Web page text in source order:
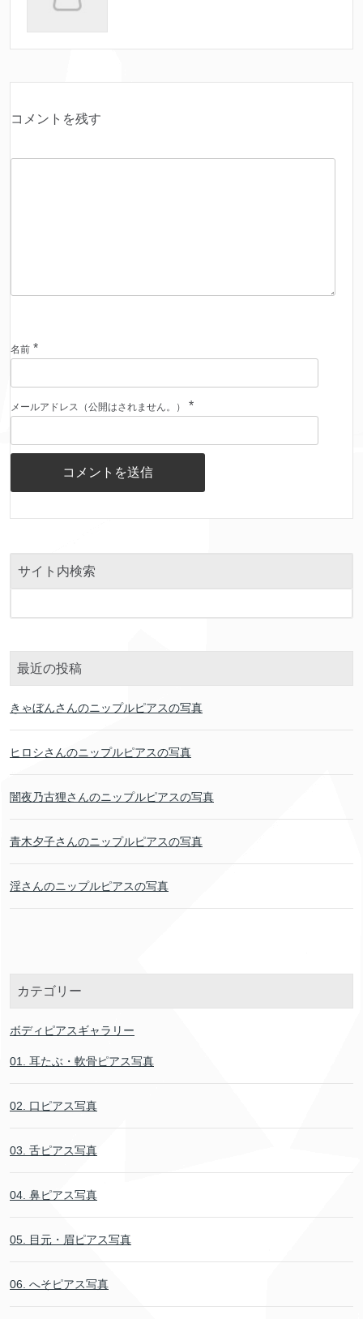
コメントを残す
名前 *
メールアドレス（公開はされません。） *
サイト内検索
最近の投稿
きゃぼんさんのニップルピアスの写真
ヒロシさんのニップルピアスの写真
闇夜乃古狸さんのニップルピアスの写真
青木夕子さんのニップルピアスの写真
淫さんのニップルピアスの写真
カテゴリー
ボディピアスギャラリー
01. 耳たぶ・軟骨ピアス写真
02. 口ピアス写真
03. 舌ピアス写真
04. 鼻ピアス写真
05. 目元・眉ピアス写真
06. へそピアス写真